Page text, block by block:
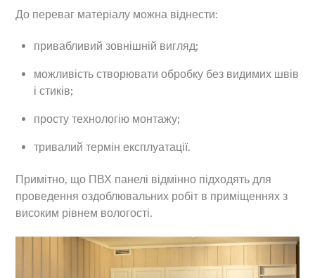
До переваг матеріалу можна віднести:
привабливий зовнішній вигляд;
можливість створювати обробку без видимих швів
і стиків;
просту технологію монтажу;
тривалий термін експлуатації.
Примітно, що ПВХ панелі відмінно підходять для
проведення оздоблювальних робіт в приміщеннях з
високим рівнем вологості.